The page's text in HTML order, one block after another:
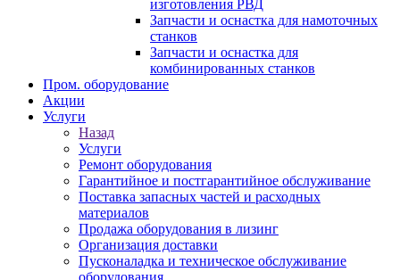
изготовления РВД
Запчасти и оснастка для намоточных
станков
Запчасти и оснастка для
комбинированных станков
Пром. оборудование
Акции
Услуги
Назад
Услуги
Ремонт оборудования
Гарантийное и постгарантийное обслуживание
Поставка запасных частей и расходных
материалов
Продажа оборудования в лизинг
Организация доставки
Пусконаладка и техническое обслуживание
оборудования